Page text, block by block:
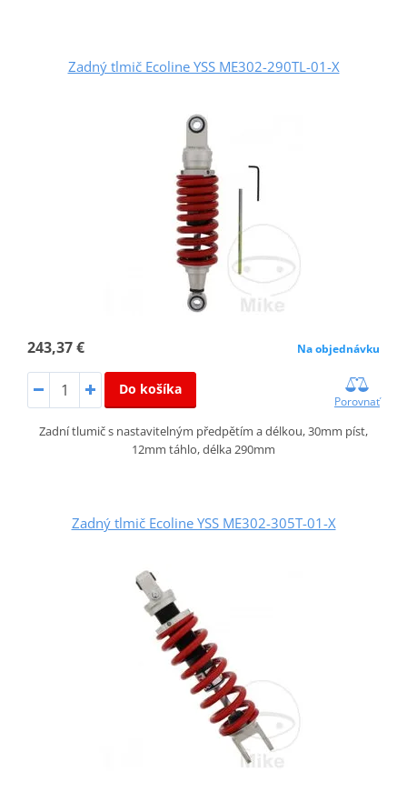
Zadný tlmič Ecoline YSS ME302-290TL-01-X
243,37 € Na objednávku
Do košíka
Porovnať
Zadní tlumič s nastavitelným předpětím a délkou, 30mm píst,
12mm táhlo, délka 290mm
Zadný tlmič Ecoline YSS ME302-305T-01-X